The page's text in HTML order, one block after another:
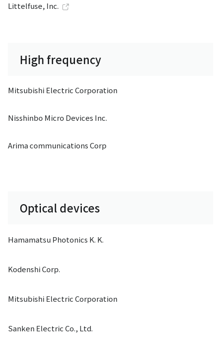
Littelfuse, Inc.
High frequency
Mitsubishi Electric Corporation
Nisshinbo Micro Devices Inc.
Arima communications Corp
Optical devices
Hamamatsu Photonics K. K.
Kodenshi Corp.
Mitsubishi Electric Corporation
Sanken Electric Co., Ltd.